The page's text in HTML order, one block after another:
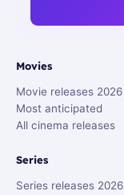
Movies
Movie releases 2026
Most anticipated
All cinema releases
Series
Series releases 2026